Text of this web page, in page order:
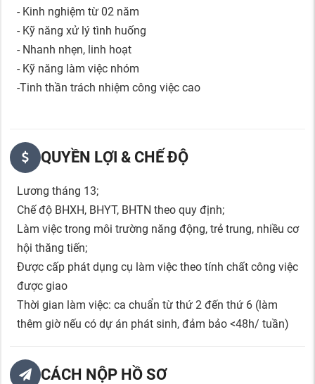
- Kinh nghiệm từ 02 năm
- Kỹ năng xử lý tình huống
- Nhanh nhẹn, linh hoạt
- Kỹ năng làm việc nhóm
-Tinh thần trách nhiệm công việc cao
QUYỀN LỢI & CHẾ ĐỘ
Lương tháng 13;
Chế độ BHXH, BHYT, BHTN theo quy định;
Làm việc trong môi trường năng động, trẻ trung, nhiều cơ
hội thăng tiến;
Được cấp phát dụng cụ làm việc theo tính chất công việc
được giao
Thời gian làm việc: ca chuẩn từ thứ 2 đến thứ 6 (làm
thêm giờ nếu có dự án phát sinh, đảm bảo <48h/ tuần)
CÁCH NỘP HỒ SƠ